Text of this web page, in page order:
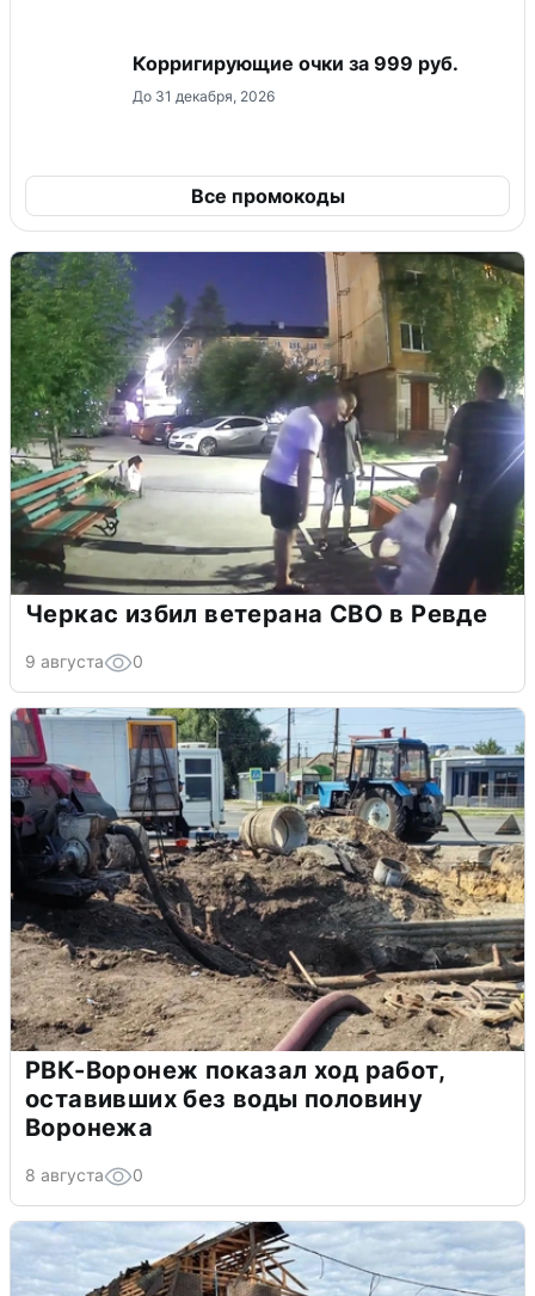
Корригирующие очки за 999 руб.
До 31 декабря, 2026
Все промокоды
Черкас избил ветерана СВО в Ревде
9 августа 0
РВК-Воронеж показал ход работ,
оставивших без воды половину
Воронежа
8 августа 0